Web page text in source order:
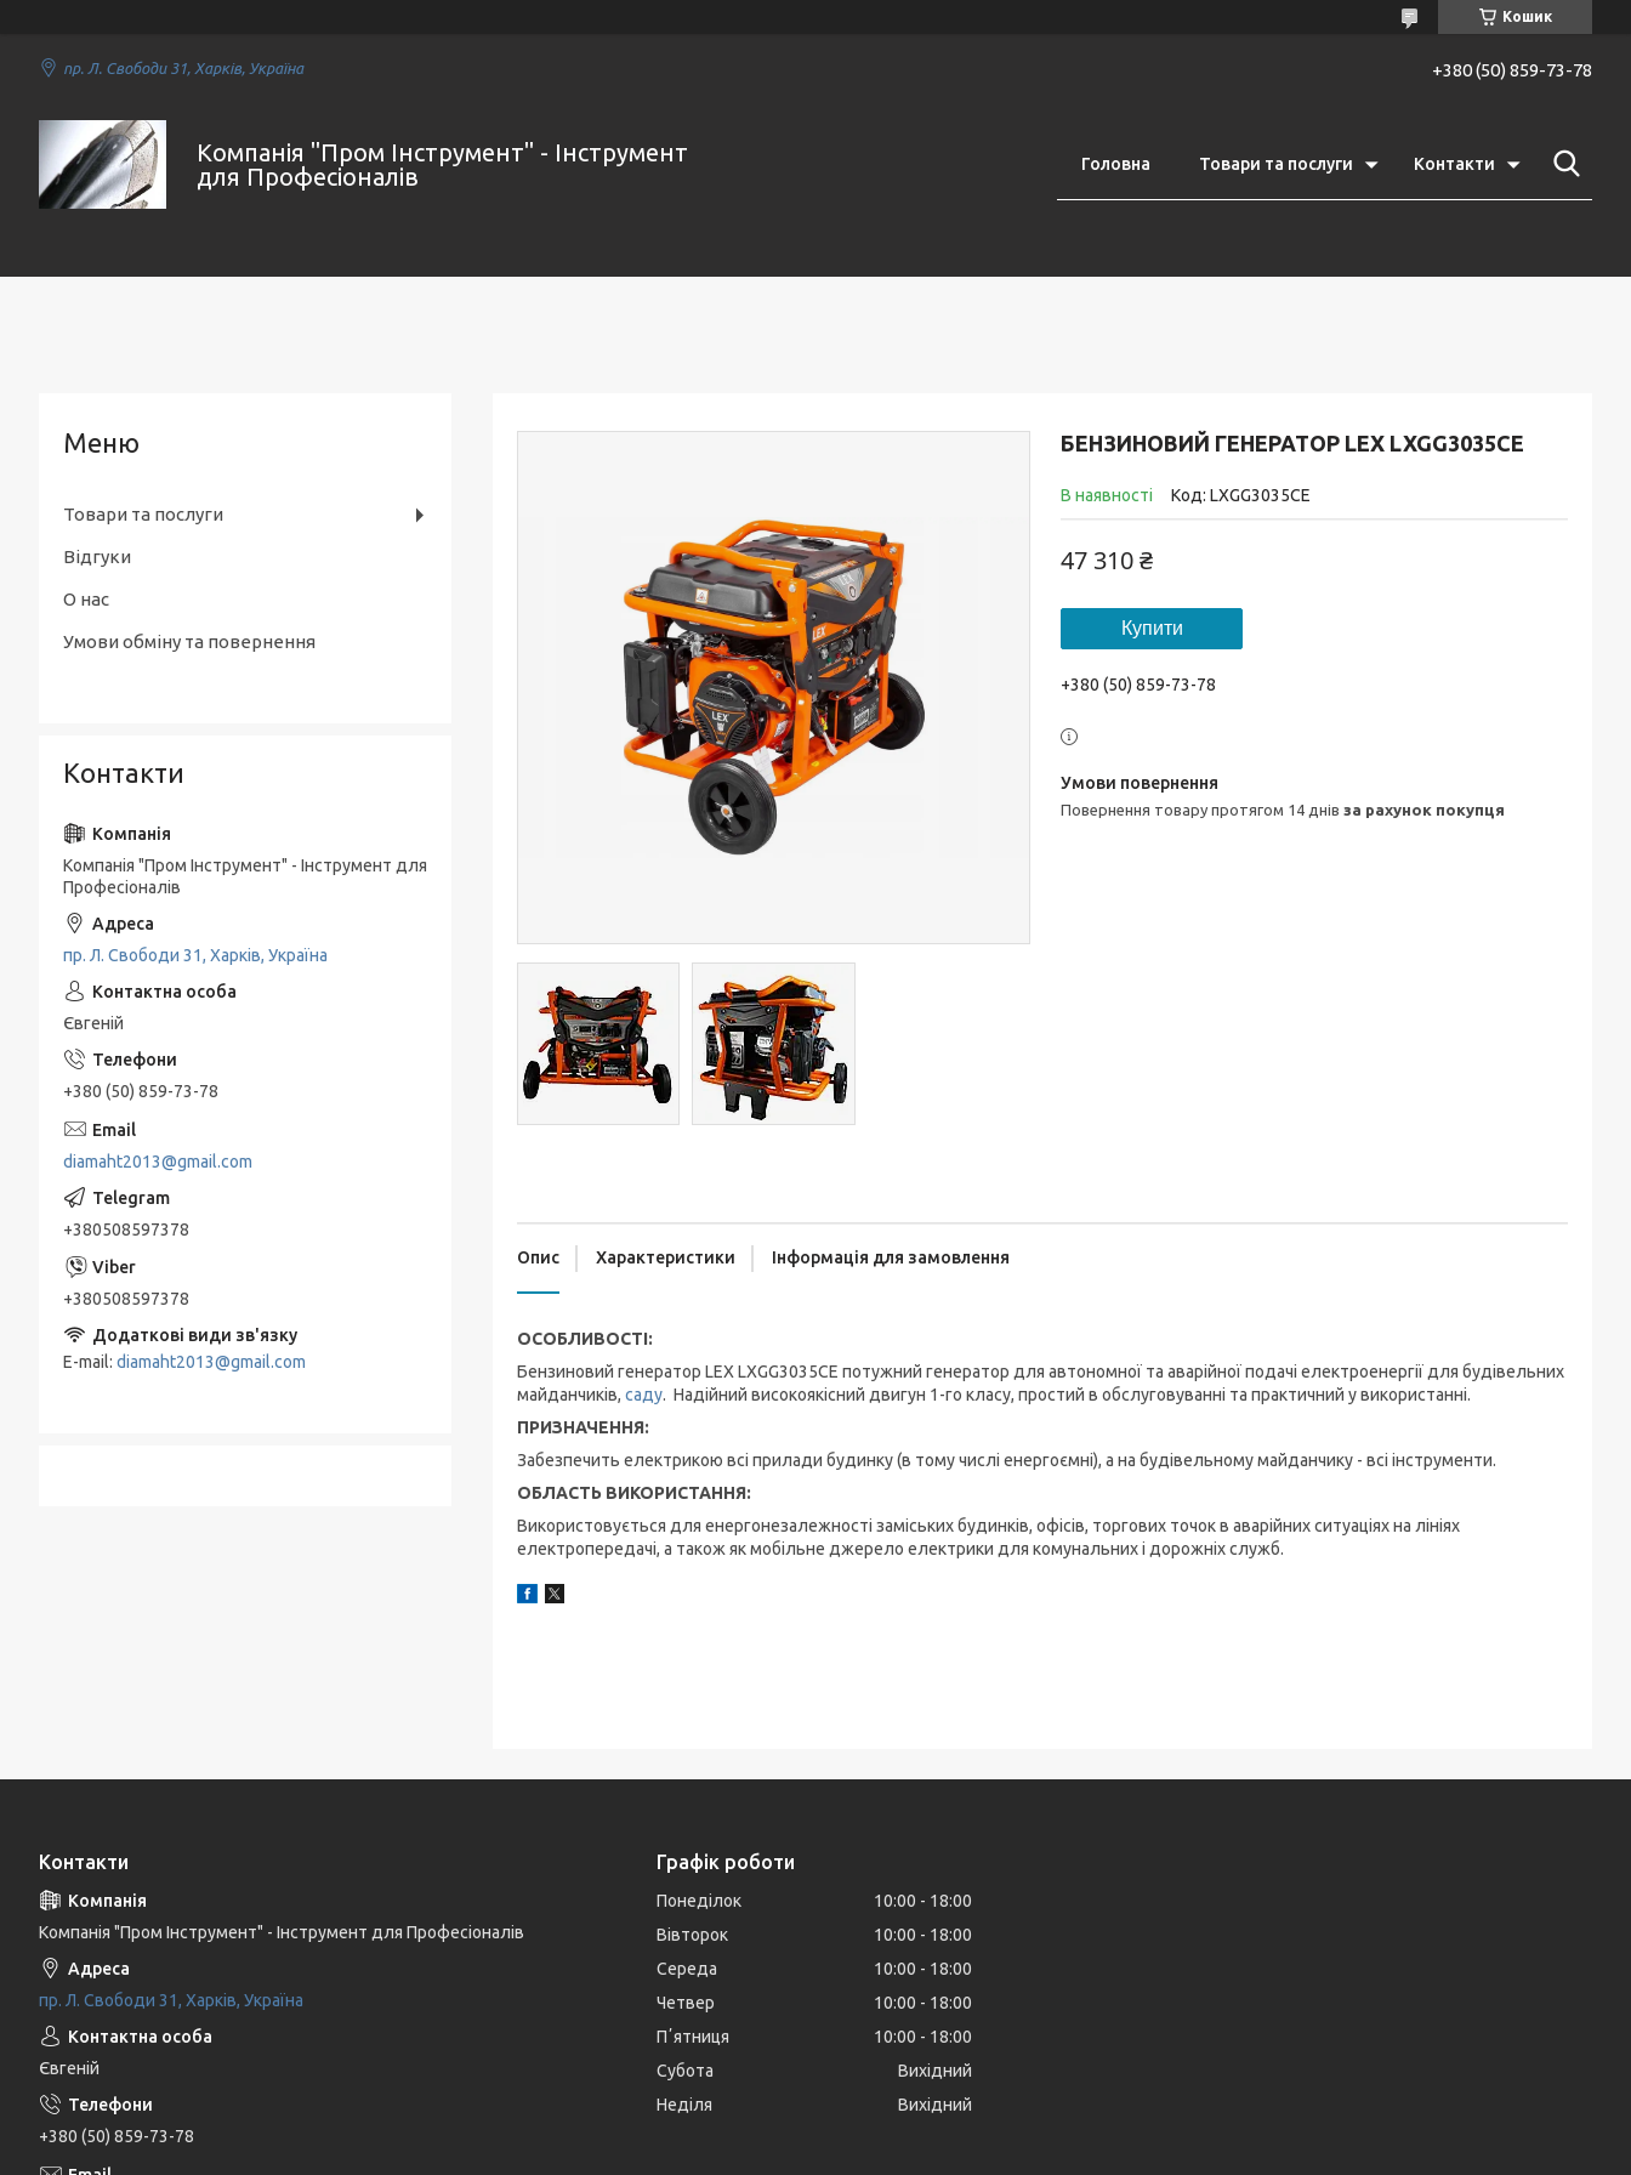
Кошик
пр. Л. Свободи 31, Харків, Україна +380 (50) 859-73-78
Компанія "Пром Інструмент" - Інструмент
для Професіоналів
Головна Товари та послуги Контакти
БЕНЗИНОВИЙ ГЕНЕРАТОР LEX LXGG3035CE
В наявності Код: LXGG3035CE
47 310 ₴
Купити
+380 (50) 859-73-78
повернення товару протягом 14 днів за рахунок покупця
Опис Характеристики Інформація для замовлення
ОСОБЛИВОСТІ:
Бензиновий генератор LEX LXGG3035CE потужний генератор для автономної та аварійної подачі електроенергії для будівельних
майданчиків, саду. Надійний високоякісний двигун 1-го класу, простий в обслуговуванні та практичний у використанні.
ПРИЗНАЧЕННЯ:
Забезпечить електрикою всі прилади будинку (в тому числі енергоємні), а на будівельному майданчику - всі інструменти.
ОБЛАСТЬ ВИКОРИСТАННЯ:
Використовується для енергонезалежності заміських будинків, офісів, торгових точок в аварійних ситуаціях на лініях
електропередачі, а також як мобільне джерело електрики для комунальних і дорожніх служб.
Товари та послуги
Відгуки
О нас
Умови обміну та повернення
Контакти
Компанія "Пром Інструмент" - Інструмент для
Професіоналів
пр. Л. Свободи 31, Харків, Україна
Євгеній
+380 (50) 859-73-78
diamaht2013@gmail.com
+380508597378
+380508597378
E-mail diamaht2013@gmail.com
Контакти
Компанія "Пром Інструмент" - Інструмент для Професіоналів
пр. Л. Свободи 31, Харків, Україна
Євгеній
+380 (50) 859-73-78
Графік роботи
Понеділок 10:00
18:00
Вівторок
10:00
18:00
Середа
10:00
18:00
Четвер
10:00
18:00
Пʼятниця
10:00
18:00
Субота
Вихідний
Неділя
Вихідний